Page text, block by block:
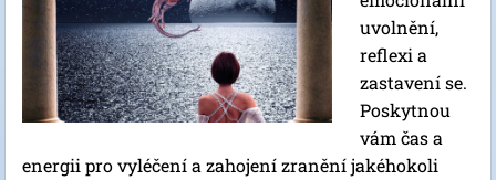
uvolnění,
reflexi a
zastavení se.
Poskytnou
vám čas a
energii pro vyléčení a zahojení zranění jakéhokoli